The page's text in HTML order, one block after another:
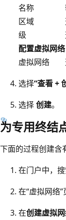
名称
区域
级
配置虚拟网络
虚拟网络
选择“查看 +
选择创建。
为专用终结
下面的过程创建含
在门户中，
在“虚拟网络”
在创建虚拟